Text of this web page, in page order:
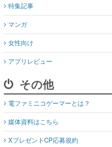
特集記事
マンガ
女性向け
アプリレビュー
その他
電ファミニコゲーマーとは？
媒体資料はこちら
XプレゼントCP応募規約